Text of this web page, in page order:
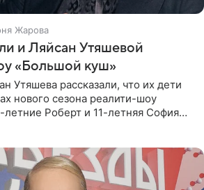
Жарова
и Ляйсан Утяшевой
«Большой куш»
Утяшева рассказали, что их дети
нового сезона реалити-шоу
Роберт и 11-летняя София